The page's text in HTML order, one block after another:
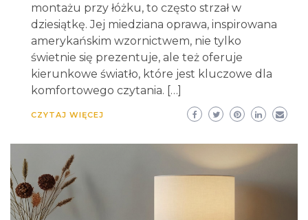
montażu przy łóżku, to często strzał w
dziesiątkę. Jej miedziana oprawa, inspirowana
amerykańskim wzornictwem, nie tylko
świetnie się prezentuje, ale też oferuje
kierunkowe światło, które jest kluczowe dla
komfortowego czytania. […]
CZYTAJ WIĘCEJ